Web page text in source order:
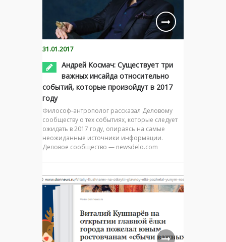
31.01.2017
Андрей Космач: Существует три
важных инсайда относительно
событий, которые произойдут в 2017
году
Философ-антрополог рассказал Деловому
сообществу о тех событиях, которые следует
ожидать в 2017 году, опираясь на самые
неожиданные источники информации.
Деловое сообщество — newsdelo.com